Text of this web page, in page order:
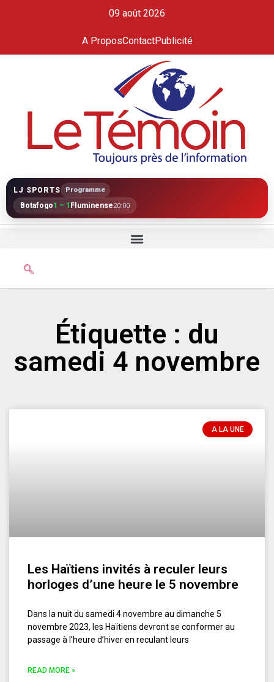
09 août 2026
A ProposContactPublicité
LJ SPORTS Programme
Botafogo1 – 1 Fluminense20:00
Étiquette : du
samedi 4 novembre
A LA UNE
Les Haïtiens invités à reculer leurs
horloges d’une heure le 5 novembre
Dans la nuit du samedi 4 novembre au dimanche 5
novembre 2023, les Haïtiens devront se conformer au
passage à l’heure d’hiver en reculant leurs
READ MORE »